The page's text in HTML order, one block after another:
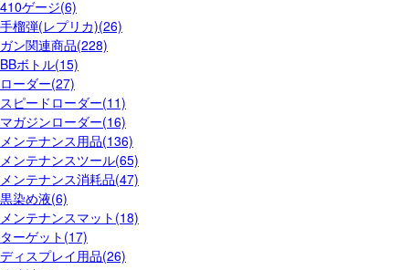
410ゲージ(6)
手榴弾(レプリカ)(26)
ガン関連商品(228)
BBボトル(15)
ローダー(27)
スピードローダー(11)
マガジンローダー(16)
メンテナンス用品(136)
メンテナンスツール(65)
メンテナンス消耗品(47)
黒染め液(6)
メンテナンスマット(18)
ターゲット(17)
ディスプレイ用品(26)